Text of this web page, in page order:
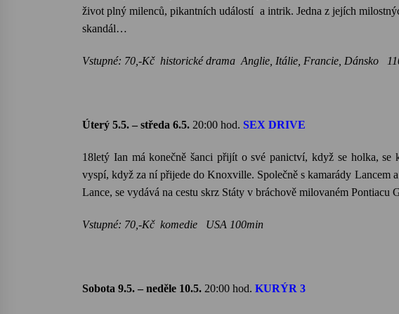
život plný milenců, pikantních událostí a intrik. Jedna z jejích
skandál…
Vstupné: 70,-Kč historické drama Anglie, Itálie, Francie, Dánsko
Úterý 5.5. – středa 6.5. 20:00 hod. SEX DRIVE
18letý Ian má konečně šanci přijít o své panictví, když se holka, se
vyspí, když za ní přijede doKnoxville. Společně s kamarády Lancema
Lance, se vydává na cestu skrz Státy v bráchově milovaném Pontiacu
Vstupné: 70,-Kč komedie USA 100min
Sobota 9.5. – neděle 10.5. 20:00 hod. KURÝR 3